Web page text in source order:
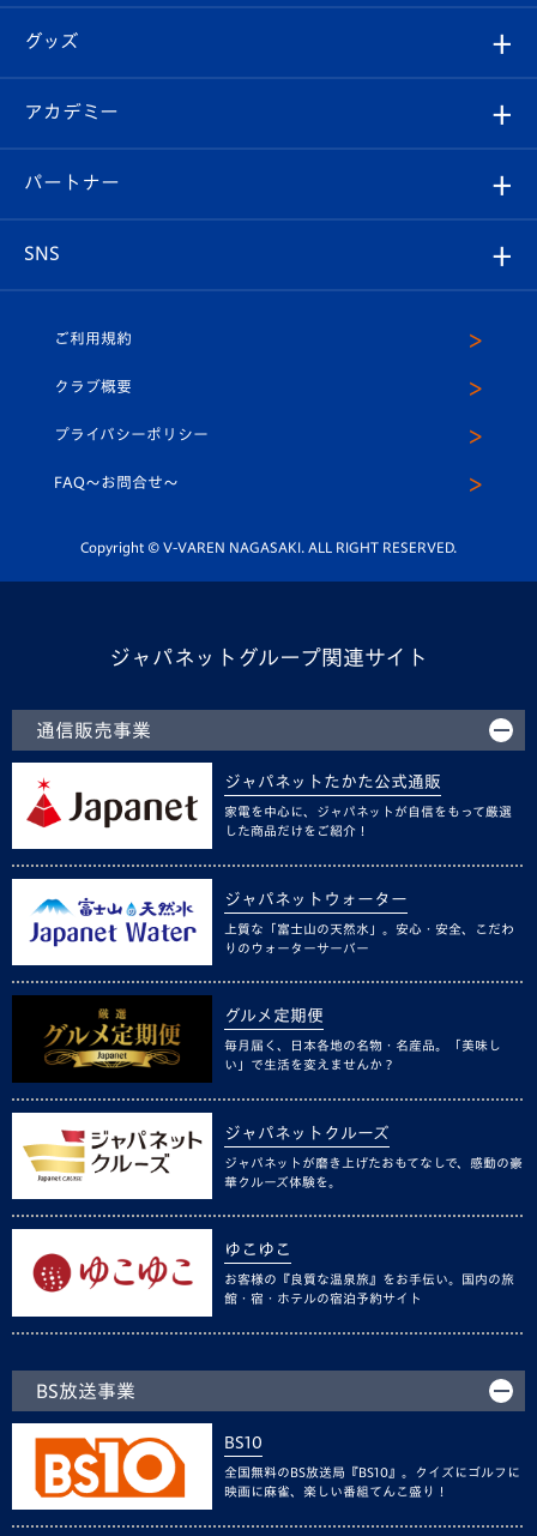
チケット
イベント
メディア
ホームタウン
スタッフプロフィール
マスコット紹介
平和祈念活動
ホームタウン活動
はじめての観戦ガイド
Revive Team
ヴィヴィくんの長崎おもてなしガイド
フォトギャラリー
スタジアムグルメ
チケット
V-LOVERS（ファンクラブ）
プレイヤーズスイート
グッズ
オンラインショップ
店舗情報
アカデミー
育成からのお知らせ
U-18
スクール
パートナー
SNS
ヴィヴィくんインスタグラム
公式LINE＠
ご利用規約
クラブ概要
プライバシーポリシー
FAQ〜お問合せ〜
Copyright © V-VAREN NAGASAKI. ALL RIGHT RESERVED.
ジャパネットグループ関連サイト
通信販売事業
ジャパネットたかた公式通販
家電を中心に、ジャパネットが自信をもって厳選
した商品だけをご紹介！
ジャパネットウォーター
上質な「富士山の天然水」。安心・安全、こだわ
りのウォーターサーバー
グルメ定期便
毎月届く、日本各地の名物・名産品。「美味し
い」で生活を変えませんか？
ジャパネットクルーズ
ジャパネットが磨き上げたおもてなしで、感動の豪
華クルーズ体験を。
ゆこゆこ
お客様の『良質な温泉旅』をお手伝い。国内の旅
館・宿・ホテルの宿泊予約サイト
BS放送事業
BS10
全国無料のBS放送局『BS10』。クイズにゴルフに
映画に麻雀、楽しい番組てんこ盛り！